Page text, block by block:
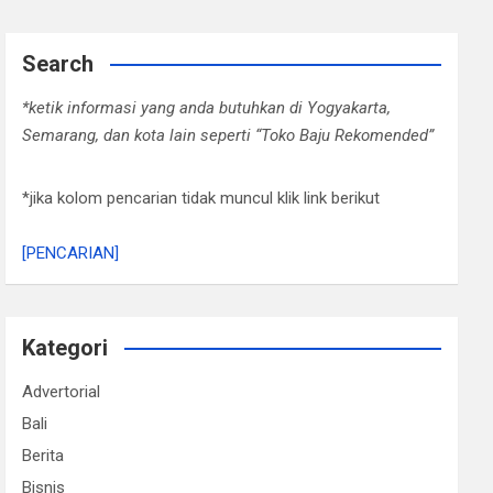
Search
*ketik informasi yang anda butuhkan di Yogyakarta,
Semarang, dan kota lain seperti “Toko Baju Rekomended”
*jika kolom pencarian tidak muncul klik link berikut
[PENCARIAN]
Kategori
Advertorial
Bali
Berita
Bisnis